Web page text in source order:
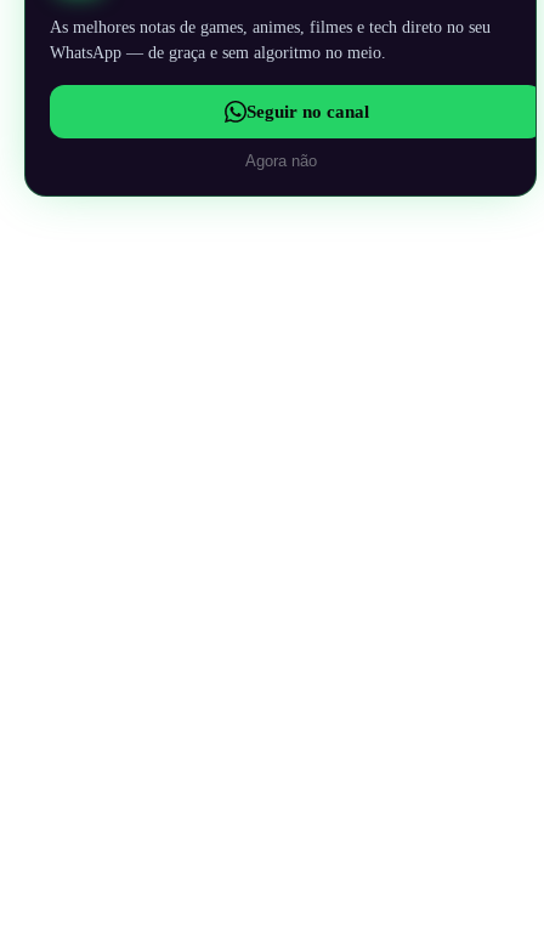
As melhores notas de games, animes, filmes e tech direto no seu
WhatsApp — de graça e sem algoritmo no meio.
Seguir no canal
Agora não